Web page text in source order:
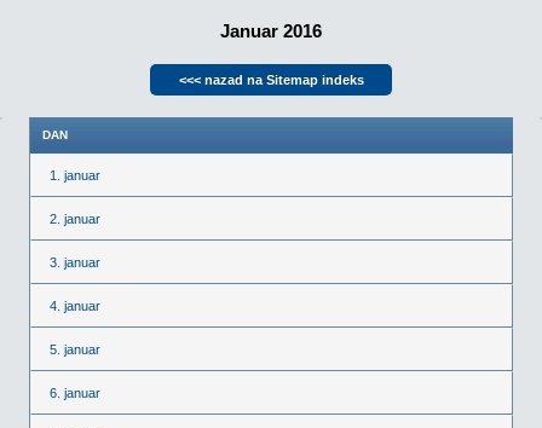
Januar 2016
<<< nazad na Sitemap indeks
DAN
1. januar
2. januar
3. januar
4. januar
5. januar
6. januar